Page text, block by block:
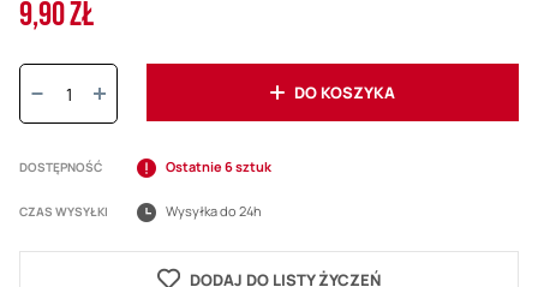
Cena
9,90 ZŁ
Ilość:
DO KOSZYKA
DOSTĘPNOŚĆ Ostatnie 6 sztuk
CZAS WYSYŁKI Wysyłka do 24h
DODAJ DO LISTY ŻYCZEŃ